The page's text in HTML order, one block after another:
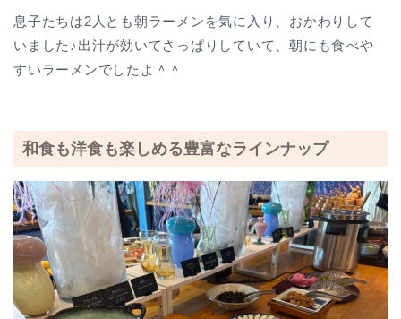
息子たちは2人とも朝ラーメンを気に入り、おかわりして
いました♪出汁が効いてさっぱりしていて、朝にも食べや
すいラーメンでしたよ＾＾
和食も洋食も楽しめる豊富なラインナップ